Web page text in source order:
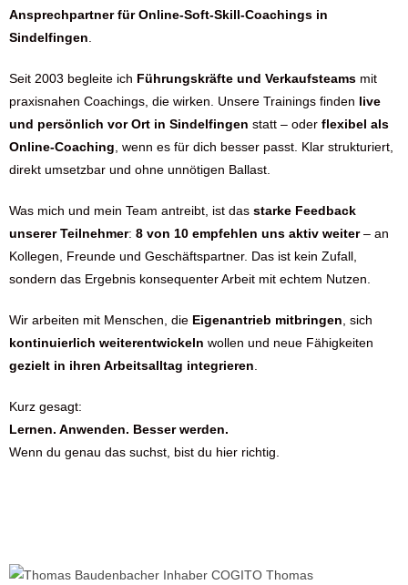
Ansprechpartner für Online-Soft-Skill-Coachings in
Sindelfingen
Seit 2003 begleite ich Führungskräfte und Verkaufsteams mit
praxisnahen Coachings, die wirken. Unsere Trainings finden live
und persönlich vor Ort in Sindelfingen statt – oder flexibel als
Online-Coaching , wenn es für dich besser passt. Klar strukturiert,
direkt umsetzbar und ohne unnötigen Ballast.
Was mich und mein Team antreibt, ist das starke Feedback
unserer Teilnehmer: 8 von 10 empfehlen uns aktiv weiter– an
Kollegen, Freunde und Geschäftspartner. Das ist kein Zufall,
sondern das Ergebnis konsequenter Arbeit mit echtem Nutzen.
Wir arbeiten mit Menschen, die Eigenantrieb mitbringen , sich
kontinuierlich weiterentwickeln wollen und neue Fähigkeiten
gezielt in ihren Arbeitsalltag integrieren
Kurz gesagt:
Lernen. Anwenden. Besser werden.
Wenn du genau das suchst, bist du hier richtig.